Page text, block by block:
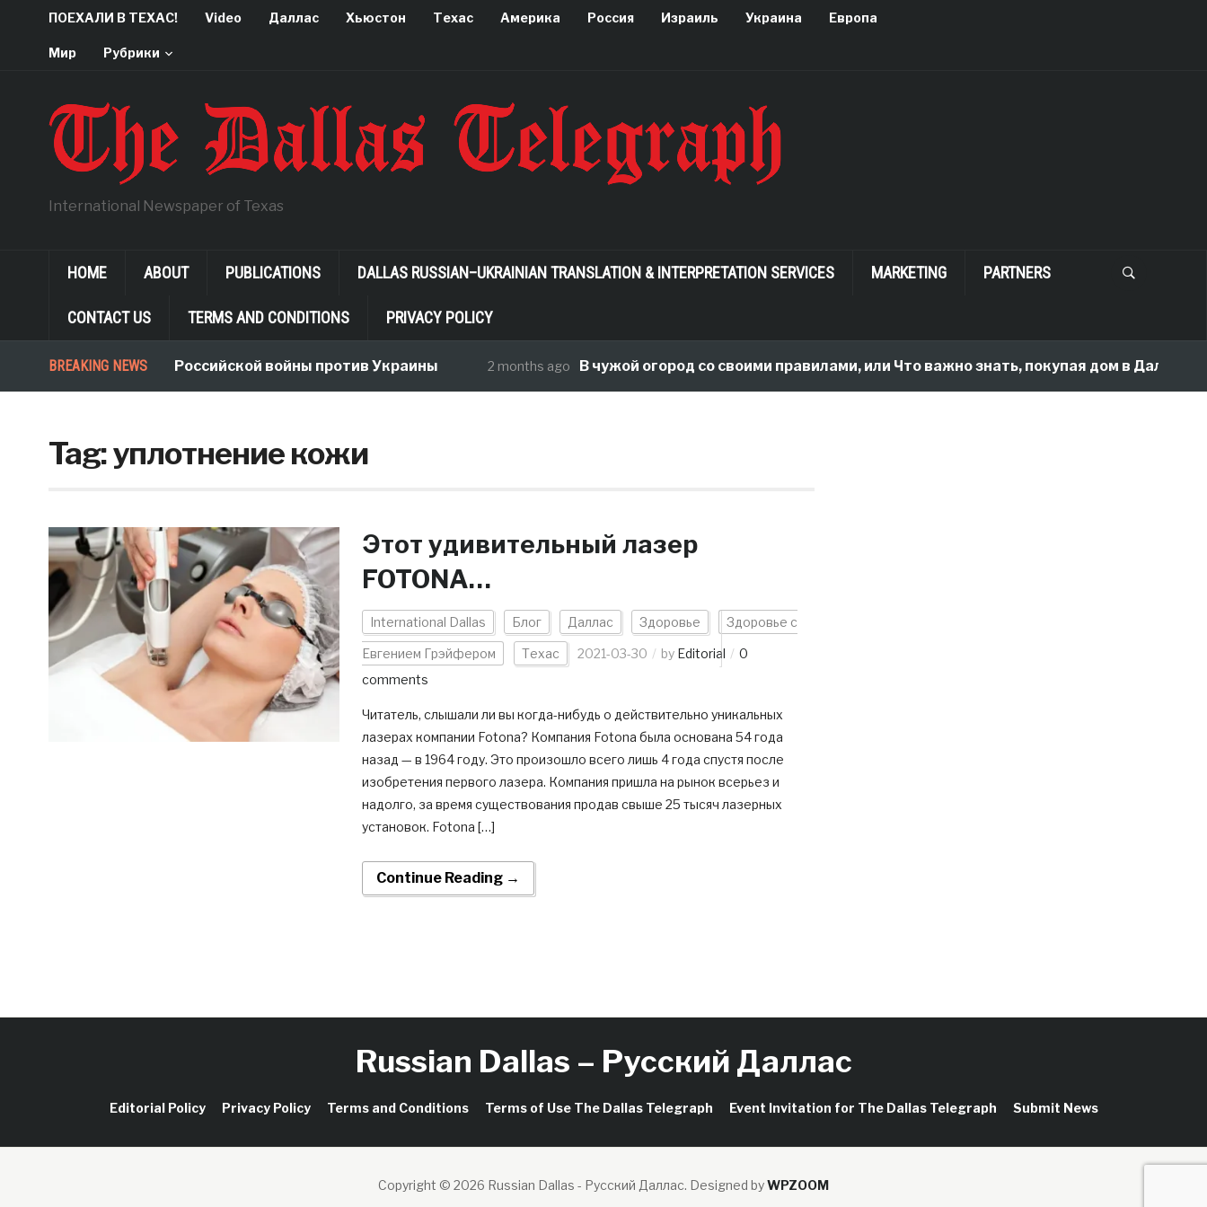
ПОЕХАЛИ В ТЕХАС! Video Даллас Хьюстон Техас Америка Россия Израиль Украина Европа
Мир Рубрики
International Newspaper of Texas
HOME ABOUT PUBLICATIONS DALLAS RUSSIAN–UKRAINIAN TRANSLATION & INTERPRETATION SERVICES MARKETING PARTNERS
CONTACT US TERMS AND CONDITIONS PRIVACY POLICY
BREAKING NEWS
Неологизмы Российской войны против Украины 2 months ago В чужой огород со своими правилами, или Что важно знать, покупая дом в Далласе
Tag:уплотнение кожи
Этот удивительный лазер
FOTONA…
International Dallas Блог Даллас Здоровье Здоровье с
Евгением Грэйфером Техас 2021-03-30 by Editorial
0
comments
Читатель, слышали ли вы когда-нибудь о действительно уникальных
лазерах компании Fotona? Компания Fotona была основана 54 года
назад — в 1964 году. Это произошло всего лишь 4 года спустя после
изобретения первого лазера. Компания пришла на рынок всерьез и
надолго, за время существования продав свыше 25 тысяч лазерных
установок. Fotona […]
Continue Reading →
Russian Dallas – Русский Даллас
Editorial Policy Privacy Policy Terms and Conditions Terms of Use The Dallas Telegraph Event Invitation for The Dallas Telegraph Submit News
Copyright © 2026 Russian Dallas - Русский Даллас. Designed byWPZOOM